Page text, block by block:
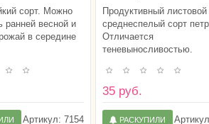
сорт. Можно
ранней весной и
в середине
Артикул: 7154
Продуктивный листовой
среднеспелый сорт
Отличается
теневыносливостью.
35 руб.
РАСКУПИЛИ